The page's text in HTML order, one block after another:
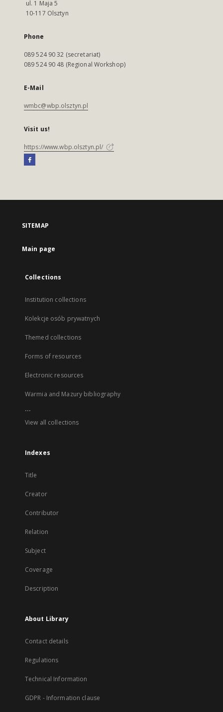
ul. 1 Maja 5
10-117 Olsztyn
Phone
089 524 90 32 (secretariat)
089 524 90 48 (Regional Workshop)
E-Mail
wmbc@wbp.olsztyn.pl
Visit us!
https://www.wbp.olsztyn.pl/
SITEMAP
Main page
Collections
Institution collections
Kolekcje osób prywatnych
Themed collections
Forms of resources
Electronic resources
Warmia and Mazury bibliography
...
View all collections
Indexes
Title
Creator
Contributor
Relation
Subject
Coverage
Description
About Library
Contact details
Regulations
Technical Information
GDPR - Information clause